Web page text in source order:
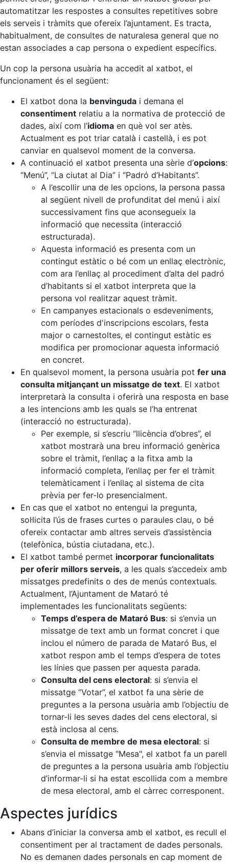
automatitzar les respostes a consultes repetitives sobre
els serveis i tràmits que ofereix l’ajuntament. Es tracta,
habitualment, de consultes de naturalesa general que no
estan associades a cap persona o expedient específics.
Un cop la persona usuària ha accedit al xatbot, el
funcionament és el següent:
El xatbot dona la benvinguda i demana el
consentiment relatiu a la normativa de protecció de
dades, així com l’idioma en què vol ser atès.
Actualment es pot triar català i castellà, i es pot
canviar en qualsevol moment de la conversa.
A continuació el xatbot presenta una sèrie d’opcions:
“Menú”, “La ciutat al Dia” i “Padró d’Habitants”.
A l’escollir una de les opcions, la persona passa
al següent nivell de profunditat del menú i així
successivament fins que aconsegueix la
informació que necessita (interacció
estructurada).
Aquesta informació es presenta com un
contingut estàtic o bé com un enllaç electrònic,
com ara l’enllaç al procediment d’alta del padró
d’habitants si el xatbot interpreta que la
persona vol realitzar aquest tràmit.
En campanyes estacionals o esdeveniments,
com períodes d'inscripcions escolars, festa
major o carnestoltes, el contingut estàtic es
modifica per promocionar aquesta informació
en concret.
En qualsevol moment, la persona usuària pot fer una
consulta mitjançant un missatge de text. El xatbot
interpretarà la consulta i oferirà una resposta en base
a les intencions amb les quals se l’ha entrenat
(interacció no estructurada).
Per exemple, si s’escriu “llicència d’obres”, el
xatbot mostrarà una breu informació genèrica
sobre el tràmit, l’enllaç a la fitxa amb la
informació completa, l’enllaç per fer el tràmit
telemàticament i l’enllaç al sistema de cita
prèvia per fer-lo presencialment.
En cas que el xatbot no entengui la pregunta,
sol·licita l’ús de frases curtes o paraules clau, o bé
ofereix contactar amb altres serveis d’assistència
(telefònica, bústia ciutadana, etc.).
El xatbot també permet incorporar funcionalitats
per oferir millors serveis, a les quals s’accedeix amb
missatges predefinits o des de menús contextuals.
Actualment, l’Ajuntament de Mataró té
implementades les funcionalitats següents:
Temps d’espera de Mataró Bus: si s’envia un
missatge de text amb un format concret i que
inclou el número de parada de Mataró Bus, el
xatbot respon amb el temps d’espera de totes
les línies que passen per aquesta parada.
Consulta del cens electoral: si s’envia el
missatge “Votar”, el xatbot fa una sèrie de
preguntes a la persona usuària amb l’objectiu de
tornar-li les seves dades del cens electoral, si
està inclosa al cens.
Consulta de membre de mesa electoral: si
s’envia el missatge "Mesa", el xatbot fa un parell
de preguntes a la persona usuària amb l’objectiu
d’informar-li si ha estat escollida com a membre
de mesa electoral, amb el càrrec corresponent.
Aspectes jurídics
Abans d’iniciar la conversa amb el xatbot, es recull el
consentiment per al tractament de dades personals.
No es demanen dades personals en cap moment de